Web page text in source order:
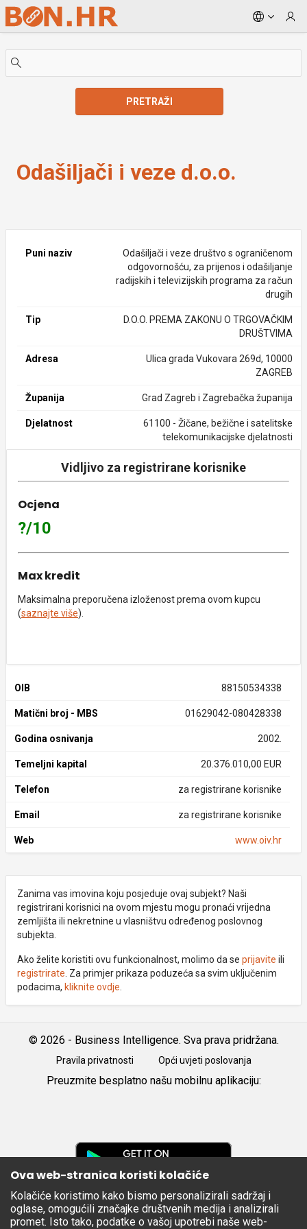
Skip to Main Content
PRETRAŽI
Odašiljači i veze d.o.o.
Puni naziv
Odašiljači i veze društvo s ograničenom
odgovornošću, za prijenos i odašiljanje
radijskih i televizijskih programa za račun
drugih
Tip
D.O.O. PREMA ZAKONU O TRGOVAČKIM
DRUŠTVIMA
Adresa
Ulica grada Vukovara 269d, 10000
ZAGREB
Županija Grad Zagreb i Zagrebačka županija
Djelatnost
61100 - Žičane, bežične i satelitske
telekomunikacijske djelatnosti
Vidljivo za registrirane korisnike
Ocjena
?/10
Max kredit
Maksimalna preporučena izloženost prema ovom kupcu
(saznajte više).
OIB 88150534338
Matični broj - MBS 01629042-080428338
Godina osnivanja 2002.
Temeljni kapital 20.376.010,00 EUR
Telefon za registrirane korisnike
Email za registrirane korisnike
Web www.oiv.hr
Zanima vas imovina koju posjeduje ovaj subjekt? Naši
registrirani korisnici na ovom mjestu mogu pronaći vrijedna
zemljišta ili nekretnine u vlasništvu određenog poslovnog
subjekta.
Ako želite koristiti ovu funkcionalnost, molimo da se prijavite ili
registrirate . Za primjer prikaza poduzeća sa svim uključenim
podacima, kliknite ovdje
© 2026 - Business Intelligence. Sva prava pridržana.
Pravila privatnosti Opći uvjeti poslovanja
Preuzmite besplatno našu mobilnu aplikaciju:
Apple
Store
Ova web-stranica koristi kolačiće
Kolačiće koristimo kako bismo personalizirali sadržaj i
oglase, omogućili značajke društvenih medija i analizirali
promet. Isto tako, podatke o vašoj upotrebi naše web-